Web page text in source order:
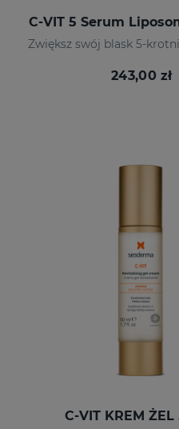
C-VIT 5 Serum
243,00 zł
C-VIT KREM